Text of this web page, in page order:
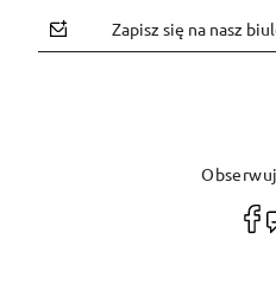
Zapisz się na nasz